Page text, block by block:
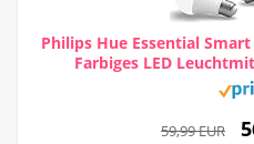
Philips Hue Essential
Farbiges LED
59,99 EUR